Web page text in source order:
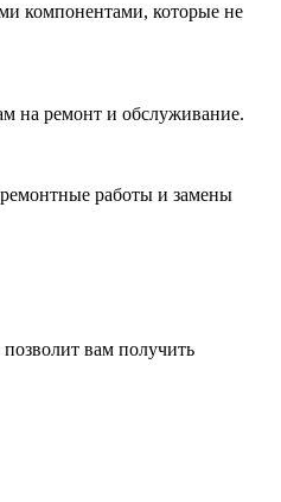
компонентами, которые не
на ремонт и обслуживание.
ремонтные работы и замены
вам получить